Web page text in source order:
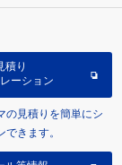
積り
ーション
の見積りを簡単にシ
できます。